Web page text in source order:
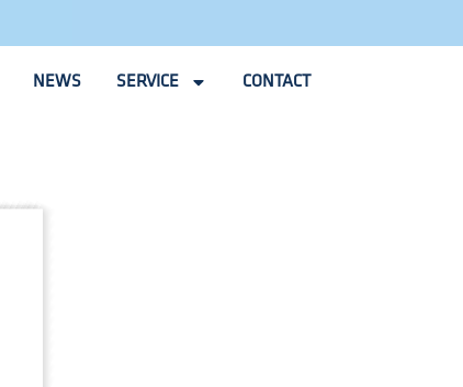
NEWS SERVICE CONTACT